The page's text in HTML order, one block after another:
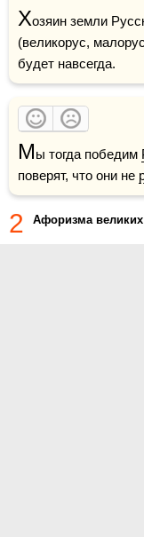
Хозяин земли
(великорус,
будет навсегда.
Мы тогда победим
поверят, что они не
2 Афоризма